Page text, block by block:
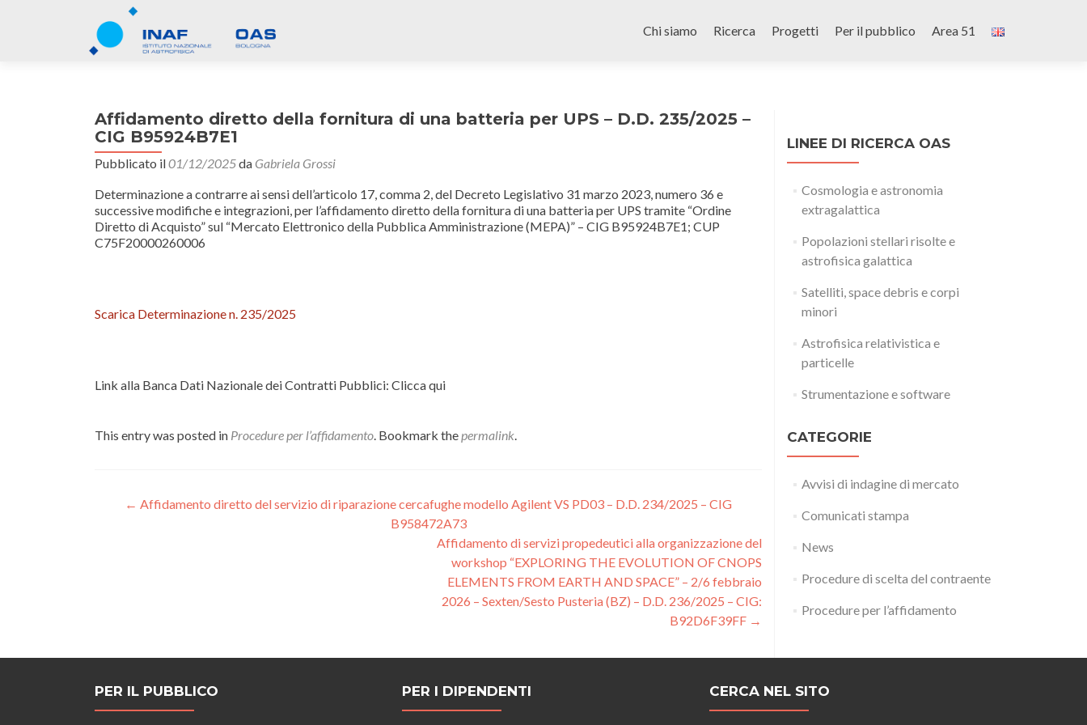
to
Chi siamo Ricerca Progetti Per il pubblico Area 51
Affidamento diretto della fornitura di una batteria per UPS – D.D. 235/2025 –
CIG B95924B7E1
Pubblicato il01/12/2025da Gabriela Grossi
Determinazione a contrarre ai sensi dell’articolo 17, comma 2, del Decreto Legislativo 31 marzo 2023, numero 36 e
successive modifiche e integrazioni, per l’affidamento diretto della fornitura di una batteria per UPS tramite “Ordine
Diretto di Acquisto” sul “Mercato Elettronico della Pubblica Amministrazione (MEPA)” – CIG B95924B7E1; CUP
C75F20000260006
Scarica Determinazione n. 235/2025
Link alla Banca Dati Nazionale dei Contratti Pubblici: Clicca qui
This entry was posted in Procedure per l’affidamento. Bookmark thepermalink.
Post
← Affidamento diretto del servizio di riparazione cercafughe modello Agilent VS PD03 – D.D. 234/2025 – CIG
B958472A73
Affidamento di servizi propedeutici alla organizzazione del
workshop “EXPLORING THE EVOLUTION OF CNOPS
ELEMENTS FROM EARTH AND SPACE” – 2/6 febbraio
2026 – Sexten/Sesto Pusteria (BZ) – D.D. 236/2025 – CIG:
B92D6F39FF →
LINEE DI RICERCA OAS
Cosmologia e astronomia
extragalattica
Popolazioni stellari risolte e
astrofisica galattica
Satelliti, space debris e corpi
minori
Astrofisica relativistica e
particelle
Strumentazione e software
CATEGORIE
Avvisi di indagine di mercato
Comunicati stampa
News
Procedure di scelta del contraente
Procedure per l’affidamento
PER IL PUBBLICO PER I DIPENDENTI CERCA NEL SITO